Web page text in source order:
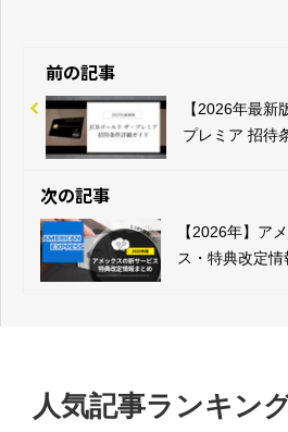
前の記事
【2026年最新
プレミア 招待
次の記事
【2026年】ア
ス・特典改定情
人気記事ランキン